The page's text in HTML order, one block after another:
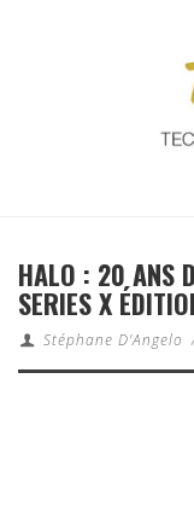
HALO : 20 ANS
SERIES X
Stéphane D'Angelo